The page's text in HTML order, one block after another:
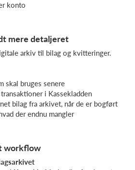
konto
mere detaljeret
arkiv til bilag og kvitteringer.
skal bruges senere
i Kassekladden
bilag fra arkivet, når de er bogført
der endnu mangler
workflow